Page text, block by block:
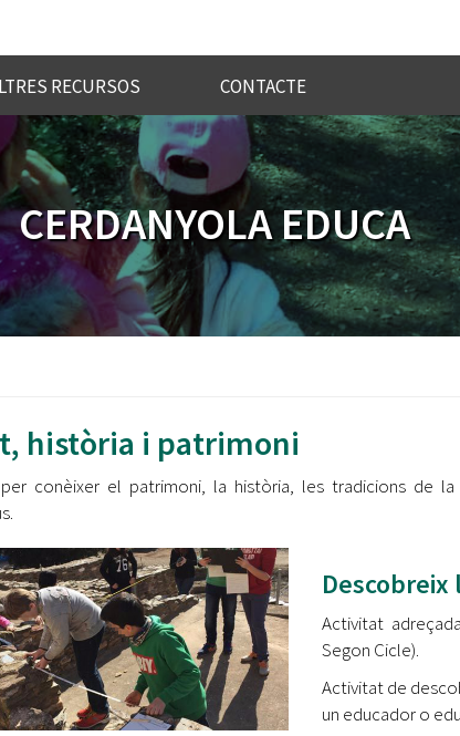
RECURSOS CONTACTE
CERDANYOLA EDUCA
història i patrimoni
conèixer el patrimoni, la història, les tradicions de
Activitat
Segon Cicle).
Activitat de
un educador o